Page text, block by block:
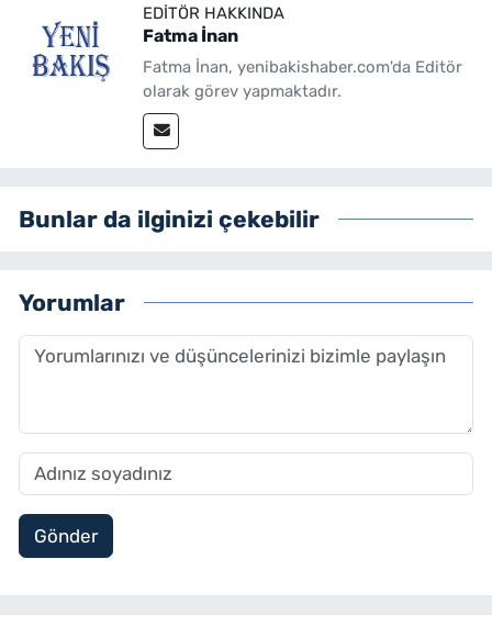
EDITÖR HAKKINDA
Fatma İnan
Fatma İnan, yenibakishaber.com'da Editör
olarak görev yapmaktadır.
Bunlar da ilginizi çekebilir
Yorumlar
Gönder